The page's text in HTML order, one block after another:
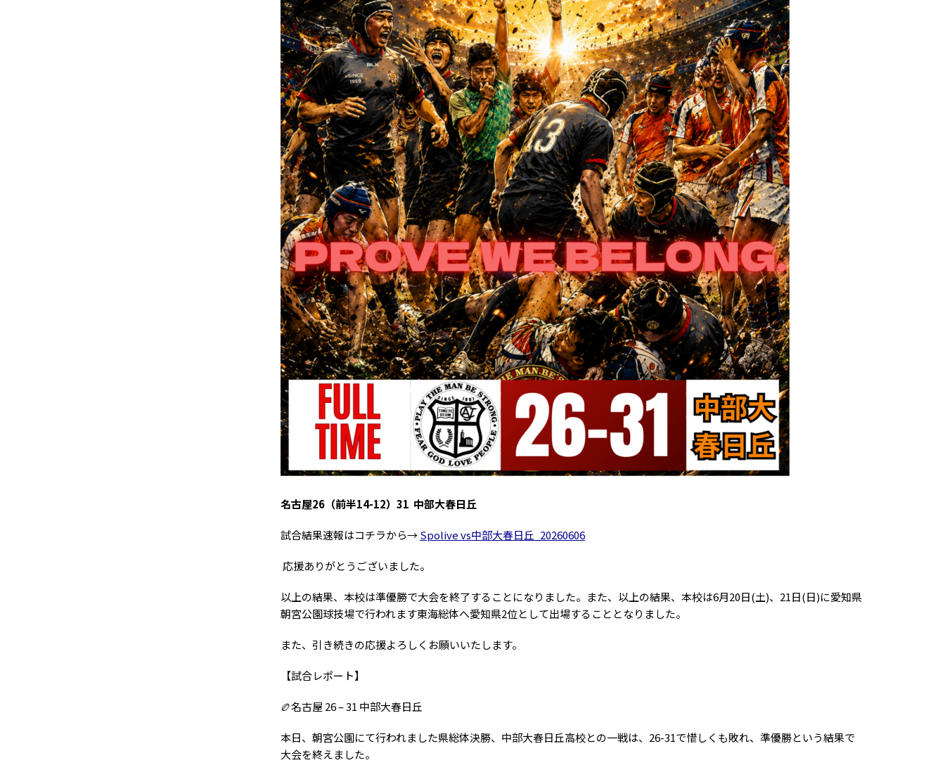
名古屋26（前半14-12）31 中部大春日丘
試合結果速報はコチラから→Spolive vs中部大春日丘_20260606
応援ありがとうございました。
以上の結果、本校は準優勝で大会を終了することになりました。また、以上の結果、本校は6月20日(土)、21日(日)に愛知県
朝宮公園球技場で行われます東海総体へ愛知県2位として出場することとなりました。
また、引き続きの応援よろしくお願いいたします。
【試合レポート】
🏉名古屋 26 – 31 中部大春日丘
本日、朝宮公園にて行われました県総体決勝、中部大春日丘高校との一戦は、26-31で惜しくも敗れ、準優勝という結果で
大会を終えました。